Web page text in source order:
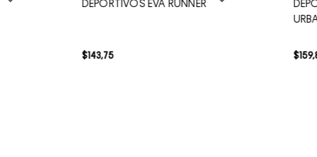
DEPORTIVOS EVA RUNNER
$143,75 $159,